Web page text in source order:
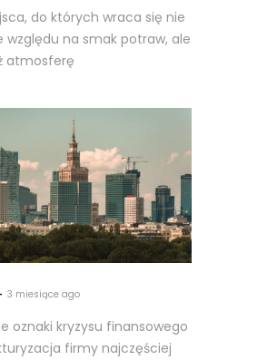
do których wraca się nie
względu na smak potraw, ale
atmosferę
3 miesiące ago
oznaki kryzysu finansowego
firmy najczęściej